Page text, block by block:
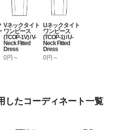
Vネックタイト
ワンピース
(TCOP-1V) / V-
Neck Fitted
Dress
0円～
Uネックタイト
ワンピース
(TCOP-1) / U-
Neck Fitted
Dress
0円～
したコーディネート一覧